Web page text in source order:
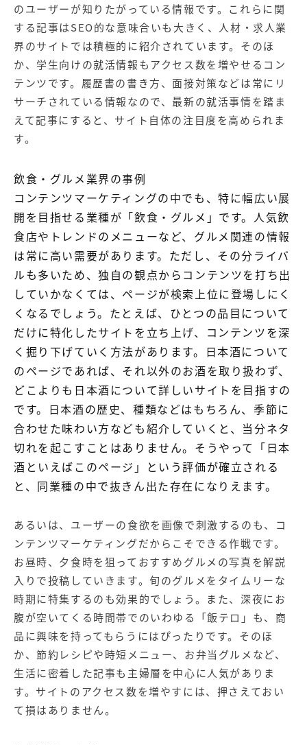
のユーザーが知りたがっている情報です。これらに関
する記事はSEO的な意味合いも大きく、人材・求人業
界のサイトでは積極的に紹介されています。そのほ
か、学生向けの就活情報もアクセス数を増やせるコン
テンツです。履歴書の書き方、面接対策などは常にリ
サーチされている情報なので、最新の就活事情を踏ま
えて記事にすると、サイト自体の注目度を高められま
す。
飲食・グルメ業界の事例
コンテンツマーケティングの中でも、特に幅広い展
開を目指せる業種が「飲食・グルメ」です。人気飲
食店やトレンドのメニューなど、グルメ関連の情報
は常に高い需要があります。ただし、その分ライバ
ルも多いため、独自の観点からコンテンツを打ち出
していかなくては、ページが検索上位に登場しにく
くなるでしょう。たとえば、ひとつの品目について
だけに特化したサイトを立ち上げ、コンテンツを深
く掘り下げていく方法があります。日本酒について
のページであれば、それ以外のお酒を取り扱わず、
どこよりも日本酒について詳しいサイトを目指すの
です。日本酒の歴史、種類などはもちろん、季節に
合わせた味わい方なども紹介していくと、当分ネタ
切れを起こすことはありません。そうやって「日本
酒といえばこのページ」という評価が確立される
と、同業種の中で抜きん出た存在になりえます。
あるいは、ユーザーの食欲を画像で刺激するのも、コ
ンテンツマーケティングだからこそできる作戦です。
お昼時、夕食時を狙っておすすめグルメの写真を解説
入りで投稿していきます。旬のグルメをタイムリーな
時期に特集するのも効果的でしょう。また、深夜にお
腹が空いてくる時間帯でのいわゆる「飯テロ」も、商
品に興味を持ってもらうにはぴったりです。そのほ
か、節約レシピや時短メニュー、お弁当グルメなど、
生活に密着した記事も主婦層を中心に人気がありま
す。サイトのアクセス数を増やすには、押さえておい
て損はありません。